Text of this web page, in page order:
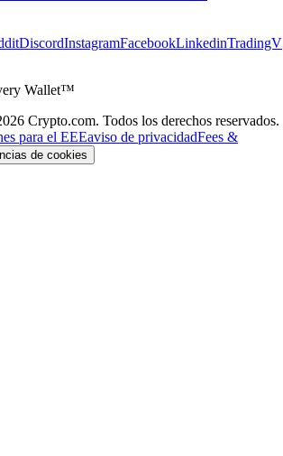
DiscordInstagramFacebookLinkedinTradingV
Wallet™
Crypto.com. Todos los derechos reservados.
para el EEEaviso de privacidadFees &
de cookies